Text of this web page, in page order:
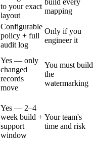
to your exact
layout
build every
mapping
Configurable
policy + full
audit log
Only if you
engineer it
Yes — only
changed
records
move
You must build
the
watermarking
Yes — 2–4
week build +
support
window
Your team's
time and risk